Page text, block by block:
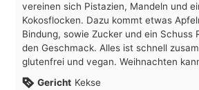
vereinen sich Pistazien, Mandeln und
Kokosflocken. Dazu kommt etwas
Bindung, sowie Zucker und ein Schuss
den Geschmack. Alles ist schnell
glutenfrei und vegan. Weihnachten
Gericht Kekse